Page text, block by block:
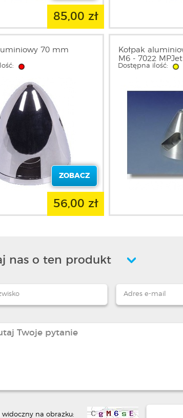
85,00 zł
70 mm
ZOBACZ
56,00 zł
Kołpak
M6 - 7022 MPJet
Dostępna ilość:
nas o ten produkt
widoczny na obrazku: